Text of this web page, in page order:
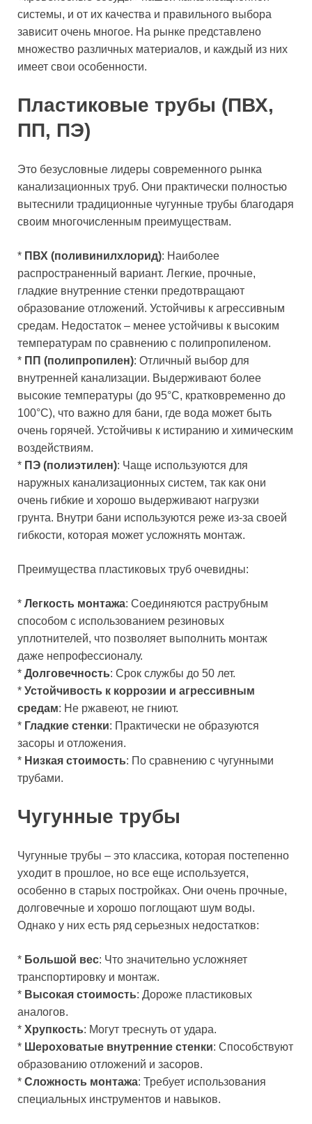
системы, и от их качества и правильного выбора
зависит очень многое. На рынке представлено
множество различных материалов, и каждый из них
имеет свои особенности.
Пластиковые трубы (ПВХ,
ПП, ПЭ)
Это безусловные лидеры современного рынка
канализационных труб. Они практически полностью
вытеснили традиционные чугунные трубы благодаря
своим многочисленным преимуществам.
* ПВХ (поливинилхлорид): Наиболее
распространенный вариант. Легкие, прочные,
гладкие внутренние стенки предотвращают
образование отложений. Устойчивы к агрессивным
средам. Недостаток – менее устойчивы к высоким
температурам по сравнению с полипропиленом.
* ПП (полипропилен): Отличный выбор для
внутренней канализации. Выдерживают более
высокие температуры (до 95°C, кратковременно до
100°C), что важно для бани, где вода может быть
очень горячей. Устойчивы к истиранию и химическим
воздействиям.
* ПЭ (полиэтилен): Чаще используются для
наружных канализационных систем, так как они
очень гибкие и хорошо выдерживают нагрузки
грунта. Внутри бани используются реже из-за своей
гибкости, которая может усложнять монтаж.
Преимущества пластиковых труб очевидны:
* Легкость монтажа: Соединяются раструбным
способом с использованием резиновых
уплотнителей, что позволяет выполнить монтаж
даже непрофессионалу.
* Долговечность: Срок службы до 50 лет.
* Устойчивость к коррозии и агрессивным
средам: Не ржавеют, не гниют.
* Гладкие стенки: Практически не образуются
засоры и отложения.
* Низкая стоимость: По сравнению с чугунными
трубами.
Чугунные трубы
Чугунные трубы – это классика, которая постепенно
уходит в прошлое, но все еще используется,
особенно в старых постройках. Они очень прочные,
долговечные и хорошо поглощают шум воды.
Однако у них есть ряд серьезных недостатков:
* Большой вес: Что значительно усложняет
транспортировку и монтаж.
* Высокая стоимость: Дороже пластиковых
аналогов.
* Хрупкость: Могут треснуть от удара.
* Шероховатые внутренние стенки: Способствуют
образованию отложений и засоров.
* Сложность монтажа: Требует использования
специальных инструментов и навыков.